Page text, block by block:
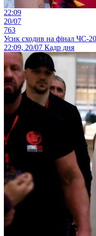
22:09
20/07
763
Усик сходив на фінал ЧС-
22:09, 20/07 Кадр дня